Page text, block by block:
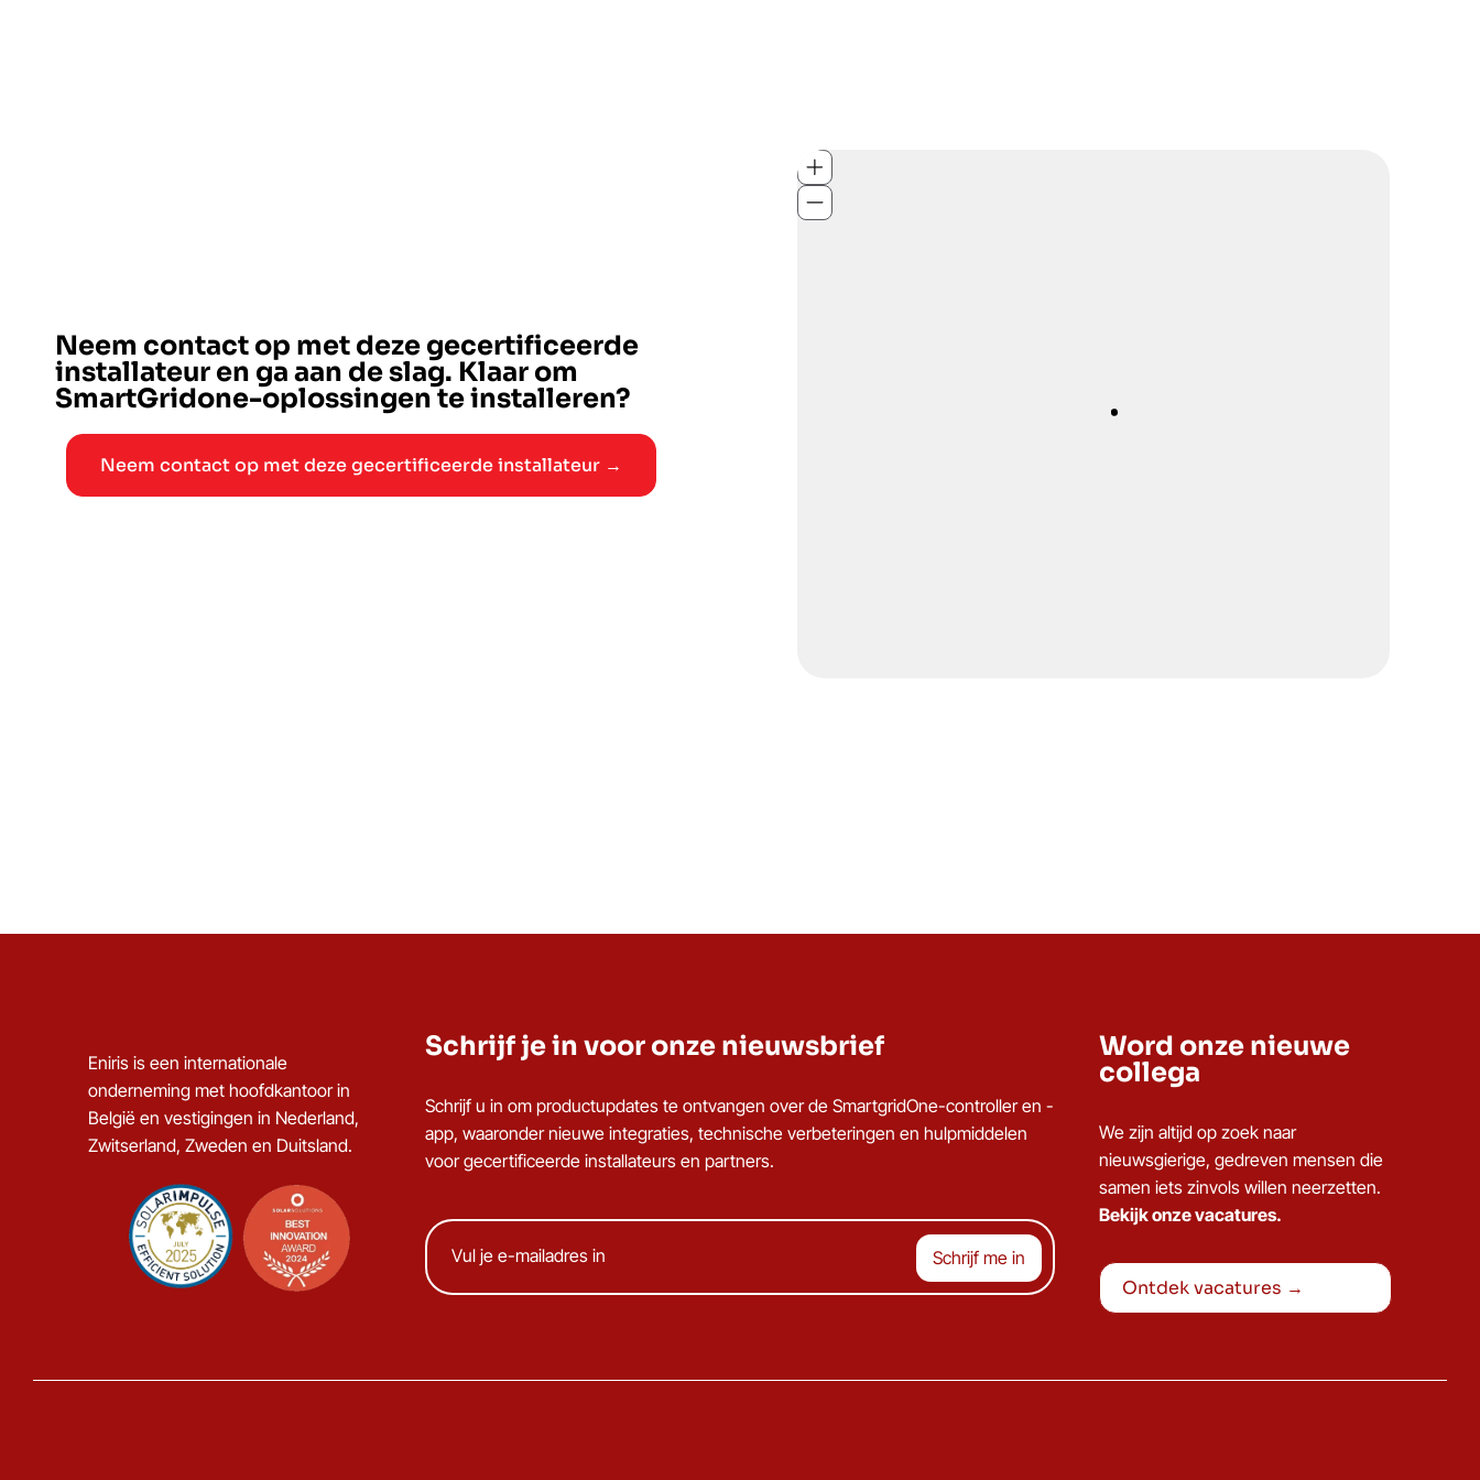
Neem contact op met deze gecertificeerde
installateur en ga aan de slag. Klaar om
SmartGridone-oplossingen te installeren?
Neem contact op met deze gecertificeerde installateur →
Eniris is een internationale
onderneming met hoofdkantoor in
België en vestigingen in Nederland,
Zwitserland, Zweden en Duitsland.
Schrijf je in voor onze nieuwsbrief
Schrijf u in om productupdates te ontvangen over de SmartgridOne-controller en -
app, waaronder nieuwe integraties, technische verbeteringen en hulpmiddelen
voor gecertificeerde installateurs en partners.
Word onze nieuwe
collega
We zijn altijd op zoek naar
nieuwsgierige, gedreven mensen die
samen iets zinvols willen neerzetten.
Bekijk onze vacatures.
Ontdek vacatures →